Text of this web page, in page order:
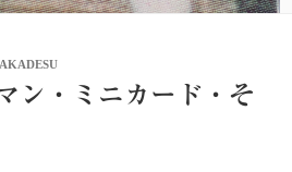
ン・ミニカード・そ